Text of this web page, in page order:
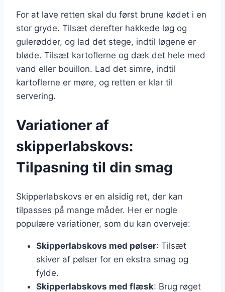
For at lave retten skal du først brune kødet i en
stor gryde. Tilsæt derefter hakkede løg og
gulerødder, og lad det stege, indtil løgene er
bløde. Tilsæt kartoflerne og dæk det hele med
vand eller bouillon. Lad det simre, indtil
kartoflerne er møre, og retten er klar til
servering.
Variationer af
skipperlabskovs:
Tilpasning til din smag
Skipperlabskovs er en alsidig ret, der kan
tilpasses på mange måder. Her er nogle
populære variationer, som du kan overveje:
Skipperlabskovs med pølser: Tilsæt
skiver af pølser for en ekstra smag og
fylde.
Skipperlabskovs med flæsk: Brug røget